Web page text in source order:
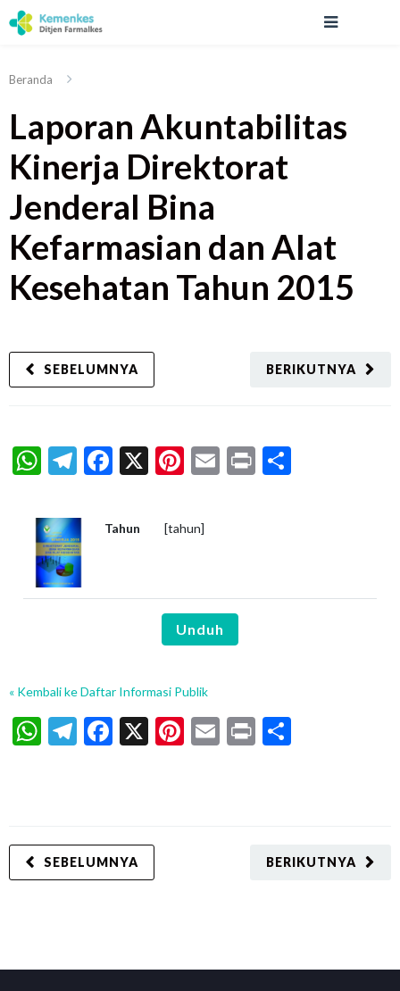
Beranda
Laporan Akuntabilitas
Kinerja Direktorat
Jenderal Bina
Kefarmasian dan Alat
Kesehatan Tahun 2015
BERIKUTNYA
SEBELUMNYA
WhatsApp
Telegram
Facebook
X Pinterest
Email
Print
Tahun [tahun]
Unduh
« Kembali ke Daftar Informasi Publik
WhatsApp
Telegram
Facebook
X Pinterest
Email
Print
BERIKUTNYA
SEBELUMNYA